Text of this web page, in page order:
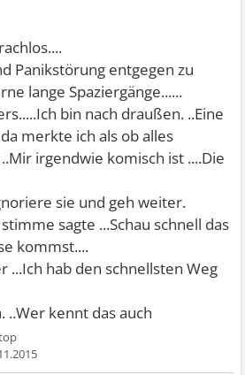
Panikstörung entgegen zu
lange Spaziergänge......
bin nach draußen. ..Eine
merkte ich als ob alles
irgendwie komisch ist ....Die
sie und geh weiter.
sagte ...Schau schnell das
kommst....
...Ich hab den schnellsten Weg
kennt das auch